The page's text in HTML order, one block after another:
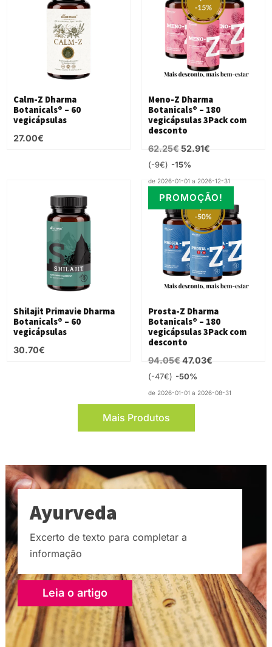
Calm-Z Dharma
Botanicals® – 60
vegicápsulas
27.00€
Meno-Z Dharma
Botanicals® – 180
vegicápsulas 3Pack com
desconto
62.25€ O
preço
original
era:
62.25€.
52.91€O
atual
é:
52.91€.
-9€ -15%
de 2026-01-01 a 2026-12-31
Shilajit Primavie Dharma
Botanicals® – 60
vegicápsulas
30.70€
PROMOÇÃO!
Prosta-Z Dharma
Botanicals® – 180
vegicápsulas 3Pack com
desconto
94.05€ O
preço
original
era:
47.03€O
atual
-47€ -50%
de 2026-01-01 a 2026-08-31
Mais Produtos
Ayurveda
Excerto de texto para completar a
informação
Leia o artigo